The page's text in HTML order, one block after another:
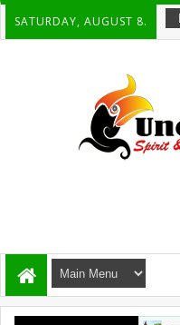
SATURDAY, AUGUST 8.